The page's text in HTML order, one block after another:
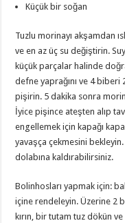
Küçük bir soğan
Tuzlu morinayı akşamdan
ve en az üç su değiştirin.
küçük parçalar halinde
defne yaprağını ve 4
pişirin. 5 dakika sonra
İyice pişince ateşten alıp
engellemek için kapağı
yavaşça çekmesini
dolabına kaldırabilirsiniz.
Bolinhosları yapmak için:
içine rendeleyin. Üzerine 2
kırın, bir tutam tuz dökün ve